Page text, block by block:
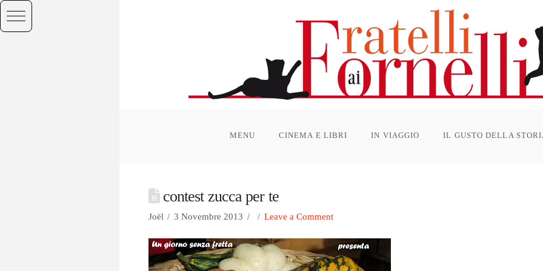
MENU CINEMA E LIBRI IN VIAGGIO IL GUSTO DELLA
contest zucca per te
Joël 3 Novembre 2013 Leave a Comment